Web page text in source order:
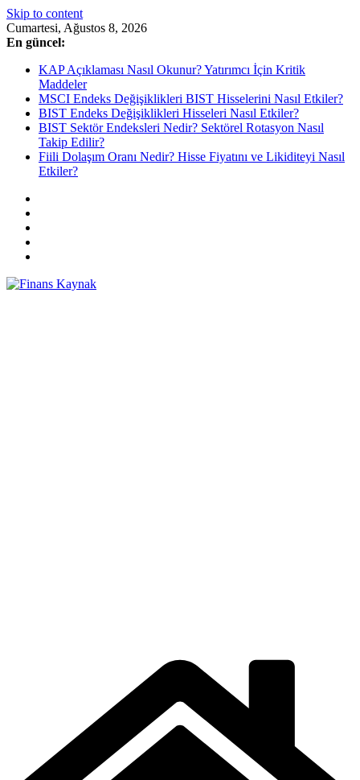
Skip to content
Cumartesi, Ağustos 8, 2026
En güncel:
KAP Açıklaması Nasıl Okunur? Yatırımcı İçin Kritik
Maddeler
MSCI Endeks Değişiklikleri BIST Hisselerini Nasıl Etkiler?
BIST Endeks Değişiklikleri Hisseleri Nasıl Etkiler?
BIST Sektör Endeksleri Nedir? Sektörel Rotasyon Nasıl
Takip Edilir?
Fiili Dolaşım Oranı Nedir? Hisse Fiyatını ve Likiditeyi Nasıl
Etkiler?